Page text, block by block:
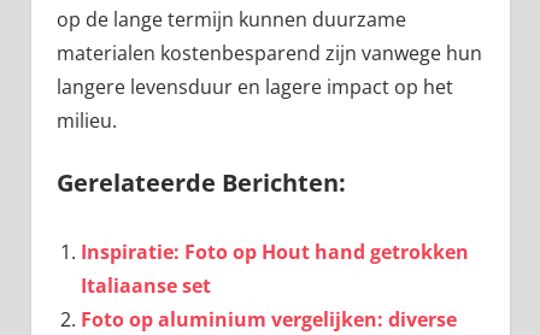
op de lange termijn kunnen duurzame
materialen kostenbesparend zijn vanwege hun
langere levensduur en lagere impact op het
milieu.
Gerelateerde Berichten:
Inspiratie: Foto op Hout hand getrokken
Italiaanse set
Foto op aluminium vergelijken: diverse